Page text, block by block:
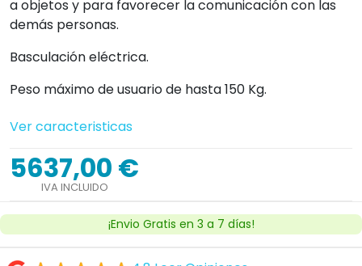
a objetos y para favorecer la comunicación con las
demás personas.
Basculación eléctrica.
Peso máximo de usuario de hasta 150 Kg.
Ver caracteristicas
5637,00 €
IVA INCLUIDO
¡Envio Gratis en 3 a 7 días!